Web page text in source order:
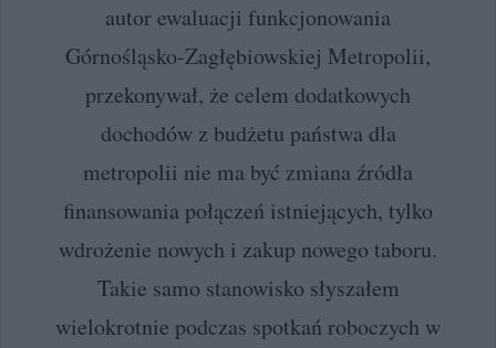
autor ewaluacji funkcjonowania
Górnośląsko-Zagłębiowskiej Metropolii,
przekonywał, że celem dodatkowych
dochodów z budżetu państwa dla
metropolii nie ma być zmiana źródła
finansowania połączeń istniejących, tylko
wdrożenie nowych i zakup nowego taboru.
Takie samo stanowisko słyszałem
wielokrotnie podczas spotkań roboczych w